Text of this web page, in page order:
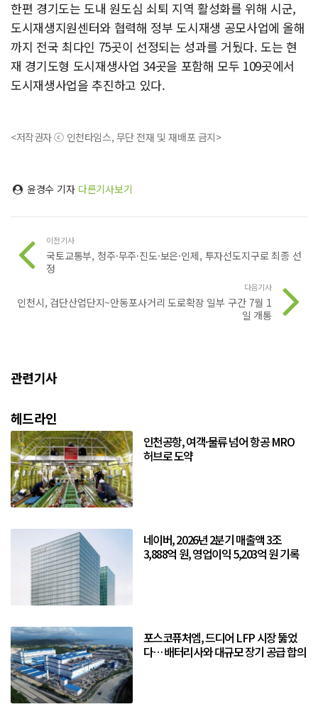
한편 경기도는 도내 원도심 쇠퇴 지역 활성화를 위해 시군,
도시재생지원센터와 협력해 정부 도시재생 공모사업에 올해
까지 전국 최다인 75곳이 선정되는 성과를 거뒀다. 도는 현
재 경기도형 도시재생사업 34곳을 포함해 모두 109곳에서
도시재생사업을 추진하고 있다.
<저작권자 ⓒ 인천타임스, 무단 전재 및 재배포 금지>
윤경수 기자 다른기사보기
이전기사
국토교통부, 청주·무주·진도·보은·인제, 투자선도지구로 최종 선
정
다음기사
인천시, 검단산업단지~안동포사거리 도로확장 일부 구간 7월 1
일 개통
관련기사
헤드라인
인천공항, 여객·물류 넘어 항공 MRO
허브로 도약
네이버, 2026년 2분기 매출액 3조
3,888억 원, 영업이익 5,203억 원 기록
포스코퓨처엠, 드디어 LFP 시장 뚫었
다… 배터리사와 대규모 장기 공급 합의